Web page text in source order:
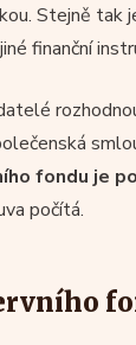
Stejně tak
finanční
fondu je
počítá.